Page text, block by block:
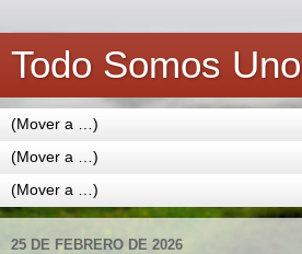
Todo Somos Uno
25 DE FEBRERO DE 2026